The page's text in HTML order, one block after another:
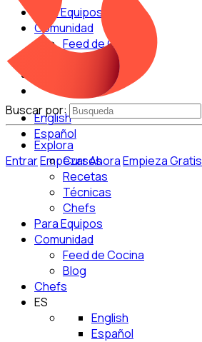
Para Equipos
Comunidad
Feed de Cocina
English
Español
EntrarEmpezar AhoraEmpieza Gratis
Buscar por:
Explora
Cursos
Recetas
Técnicas
Chefs
Para Equipos
Comunidad
Feed de Cocina
Blog
Chefs
ES
English
Español